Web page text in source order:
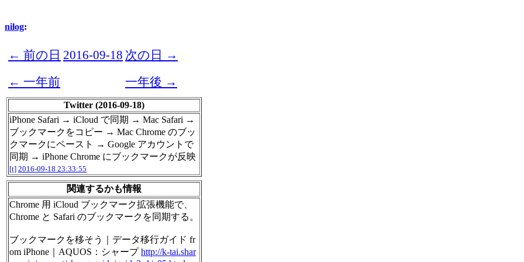
nilog:
← 前の日 2016-09-18 次の日 →
← 一年前
一年後 →
Twitter (2016-09-18)
iPhone Safari → iCloud で同期 → Mac Safari →
ブックマークをコピー → Mac Chrome のブッ
クマークにペースト → Google アカウントで
同期 → iPhone Chrome にブックマークが反映
[t] 2016-09-18 23:33:55
関連するかも情報
Chrome 用 iCloud ブックマーク拡張機能で、
Chrome と Safari のブックマークを同期する。
ブックマークを移そう｜データ移行ガイド fr
om iPhone｜AQUOS：シャープhttp://k-tai.shar